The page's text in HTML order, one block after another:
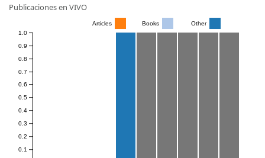
Publicaciones en VIVO
0.1
0.2
0.3
0.4
0.5
0.6
0.7
0.8
0.9
1.0
Articles Books Other